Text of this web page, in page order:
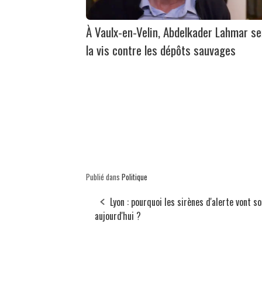
À Vaulx-en-Velin, Abdelkader Lahmar
la vis contre les dépôts sauvages
Publié dans Politique
Lyon : pourquoi les sirènes d'alerte vont
aujourd'hui ?